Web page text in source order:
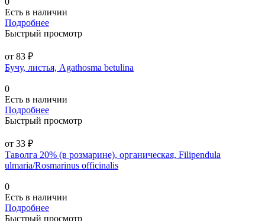
Есть в наличии
Подробнее
Быстрый просмотр
от 83 ₽
Бучу, листья, Agathosma betulina
0
Есть в наличии
Подробнее
Быстрый просмотр
от 33 ₽
Таволга 20% (в розмарине), органическая, Filipendula
ulmaria/Rosmarinus officinalis
0
Есть в наличии
Подробнее
Быстрый просмотр